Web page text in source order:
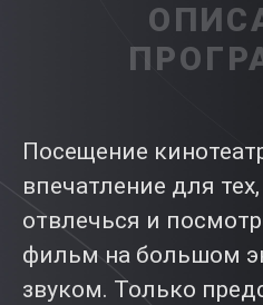
Посещение
впечатление для
отвлечься и
фильм на большом
звуком. Только